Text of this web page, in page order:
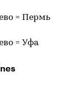
= Пермь
= Уфа